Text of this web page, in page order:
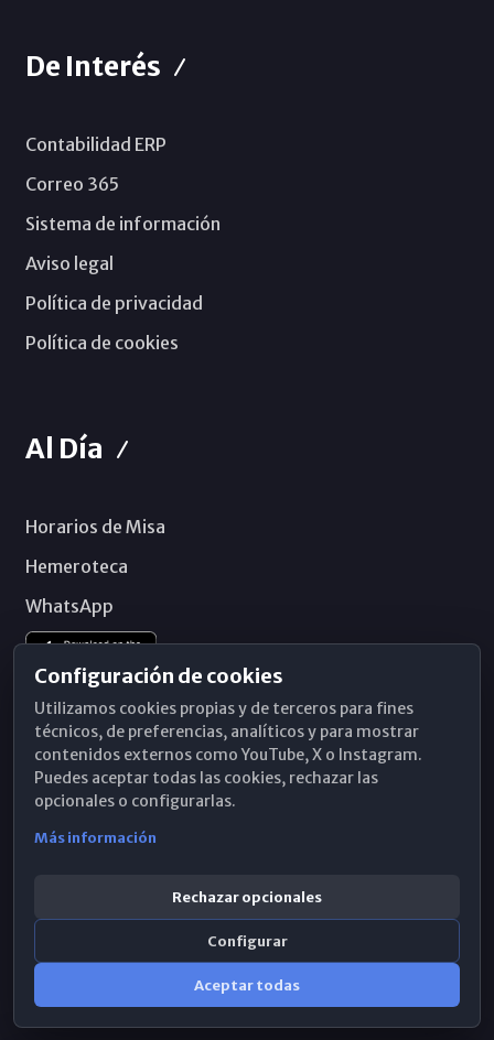
De Interés
Contabilidad ERP
Correo 365
Sistema de información
Aviso legal
Política de privacidad
Política de cookies
Al Día
Horarios de Misa
Hemeroteca
WhatsApp
Configuración de cookies
Utilizamos cookies propias y de terceros para fines
técnicos, de preferencias, analíticos y para mostrar
contenidos externos como YouTube, X o Instagram.
Puedes aceptar todas las cookies, rechazar las
opcionales o configurarlas.
Más información
Rechazar opcionales
Configurar
Aceptar todas